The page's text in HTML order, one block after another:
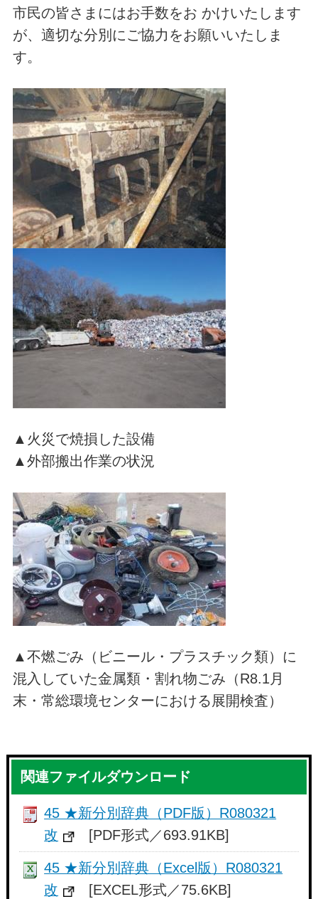
市民の皆さまにはお手数をお かけいたします
が、適切な分別にご協力をお願いいたしま
す。
▲火災で焼損した設備
▲外部搬出作業の状況
▲不燃ごみ（ビニール・プラスチック類）に
混入していた金属類・割れ物ごみ（R8.1月
末・常総環境センターにおける展開検査）
関連ファイルダウンロード
45 ★新分別辞典（PDF版）R080321
改
[PDF形式／693.91KB]
45 ★新分別辞典（Excel版）R080321
改
[EXCEL形式／75.6KB]